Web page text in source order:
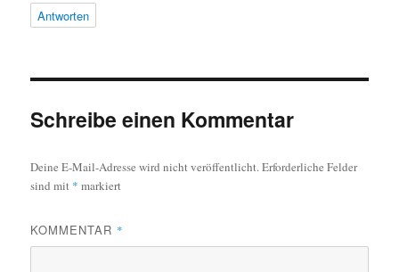
Antworten
Schreibe einen Kommentar
Deine E-Mail-Adresse wird nicht veröffentlicht.Erforderliche Felder
sind mit * markiert
KOMMENTAR *